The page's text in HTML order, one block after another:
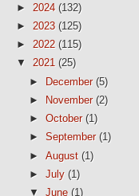
► 2024 (132)
► 2023 (125)
► 2022 (115)
▼
2021 (25)
► December (5)
►
November (2)
► October (1)
► September (1)
► August (1)
► July (1)
▼
June (1)